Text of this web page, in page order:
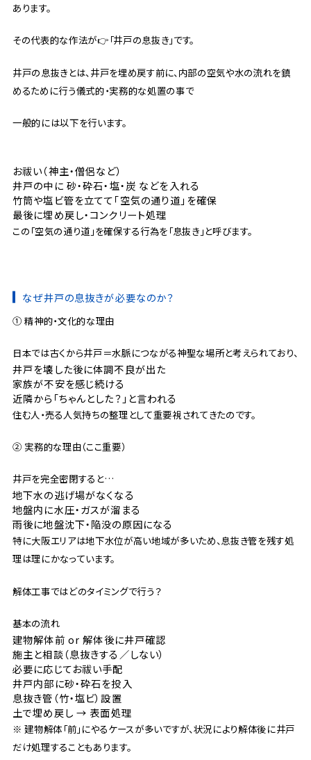
あります。
その代表的な作法が👉「井戸の息抜き」です。
井戸の息抜きとは、井戸を埋め戻す前に、内部の空気や水の流れを鎮
めるために行う儀式的・実務的な処置の事で
一般的には以下を行います。
お祓い（神主・僧侶など）
井戸の中に 砂・砕石・塩・炭 などを入れる
竹筒や塩ビ管を立てて「空気の通り道」を確保
最後に埋め戻し・コンクリート処理
この「空気の通り道」を確保する行為を「息抜き」と呼びます。
なぜ井戸の息抜きが必要なのか？
① 精神的・文化的な理由
日本では古くから井戸＝水脈につながる神聖な場所と考えられており、
井戸を壊した後に体調不良が出た
家族が不安を感じ続ける
近隣から「ちゃんとした？」と言われる
住む人・売る人気持ちの整理として重要視されてきたのです。
② 実務的な理由（ここ重要）
井戸を完全密閉すると…
地下水の逃げ場がなくなる
地盤内に水圧・ガスが溜まる
雨後に地盤沈下・陥没の原因になる
特に大阪エリアは地下水位が高い地域が多いため、息抜き管を残す処
理は理にかなっています。
解体工事ではどのタイミングで行う？
基本の流れ
建物解体前 or 解体後に井戸確認
施主と相談（息抜きする／しない）
必要に応じてお祓い手配
井戸内部に砂・砕石を投入
息抜き管（竹・塩ビ）設置
土で埋め戻し → 表面処理
※ 建物解体「前」にやるケースが多いですが、状況により解体後に井戸
だけ処理することもあります。